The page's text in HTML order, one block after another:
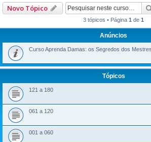
Novo Tópico
3 tópicos • Página 1 de 1
Anúncios
Curso Aprenda Damas: os Segredos dos Mestres
Tópicos
121 a 180
061 a 120
001 a 060